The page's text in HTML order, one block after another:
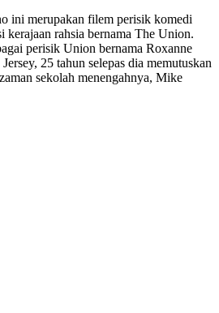
ini merupakan filem perisik komedi
kerajaan rahsia bernama The Union.
perisik Union bernama Roxanne
25 tahun selepas dia memutuskan
sekolah menengahnya, Mike